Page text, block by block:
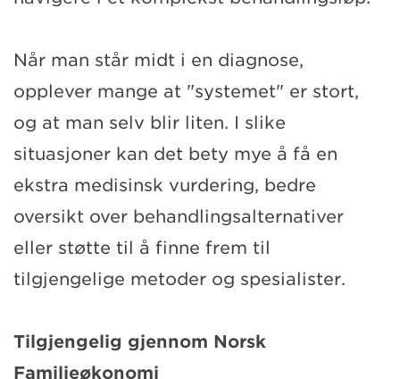
Når man står midt i en diagnose,
opplever mange at "systemet" er stort,
og at man selv blir liten. I slike
situasjoner kan det bety mye å få en
ekstra medisinsk vurdering, bedre
oversikt over behandlingsalternativer
eller støtte til å finne frem til
tilgjengelige metoder og spesialister.
Tilgjengelig gjennom Norsk
Familieøkonomi